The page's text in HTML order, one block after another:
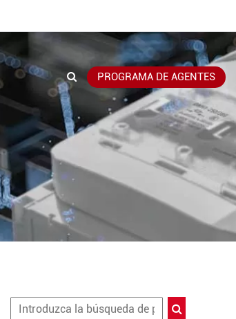
PROGRAMA DE AGENTES